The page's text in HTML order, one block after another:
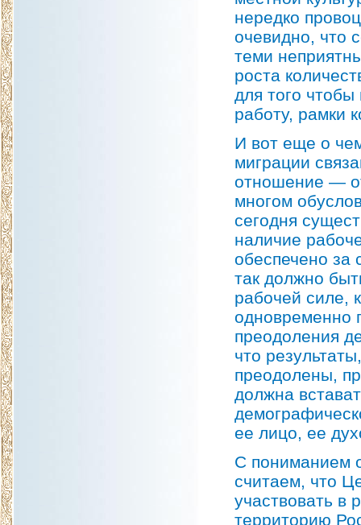
нередко
очевидно, что
теми
роста
для того
работу, рамки
И вот еще о
миграции
отношение —
многом
сегодня
наличие
обеспечено за
так должно
рабочей силе,
одновременно
преодоления
что
преодолены,
должна
ее лицо, ее
С пониманием
считаем, что
участвовать в
территорию